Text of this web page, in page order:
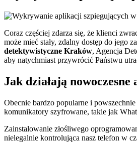
Coraz częściej zdarza się, że klienci
może mieć stały, zdalny dostęp do jego
detektywistyczne Kraków, Agencja
aby natychmiast przywrócić Państwu
Jak działają
Obecnie bardzo popularne i
komunikatory szyfrowane, takie jak
Zainstalowanie złośliwego
nielegalnie kontrolująca nasz telefon w